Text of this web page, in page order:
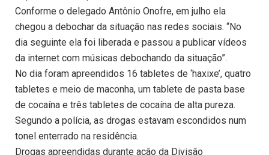
Conforme o delegado Antônio Onofre, em julho ela
chegou a debochar da situação nas redes sociais. “No
dia seguinte ela foi liberada e passou a publicar vídeos
da internet com músicas debochando da situação”.
No dia foram apreendidos 16 tabletes de ‘haxixe’, quatro
tabletes e meio de maconha, um tablete de pasta base
de cocaína e três tabletes de cocaína de alta pureza.
Segundo a polícia, as drogas estavam escondidos num
tonel enterrado na residência.
Drogas apreendidas durante ação da Divisão